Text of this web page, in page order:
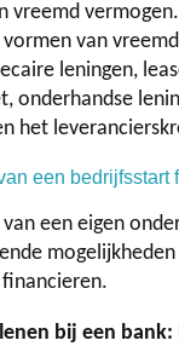
vreemd
vormen van
leningen,
onderhandse
het
een bedrijfsstart
een eigen
bij een bank: